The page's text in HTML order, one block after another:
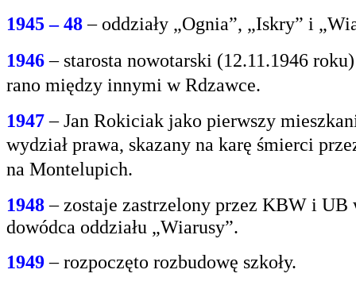
1945 – 48– oddziały „Ognia”, „Iskry” i
1946– starosta nowotarski (12.11.1946
rano między innymi w Rdzawce.
1947 – Jan Rokiciak jako pierwszy
wydział prawa, skazany na karę śmierci
na Montelupich.
1948– zostaje zastrzelony przez KBW i
dowódca oddziału „Wiarusy”.
1949 – rozpoczęto rozbudowę szkoły.